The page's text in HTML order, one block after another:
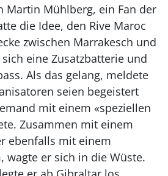
Martin Mühlberg, ein Fan der
die Idee, den Rive Maroc
zwischen Marrakesch und
sich eine Zusatzbatterie und
Als das gelang, meldete
seien begeistert
mit einem «speziellen
Zusammen mit einem
ebenfalls mit einem
wagte er sich in die Wüste.